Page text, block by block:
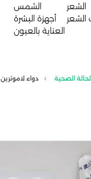
الشعر
الشمس
أجهزة البشرة
العناية بالعيون
الصحية دواء لاموترين 100مجم lamotrine لعلاج الصرع والتشنجات | 30 قرص